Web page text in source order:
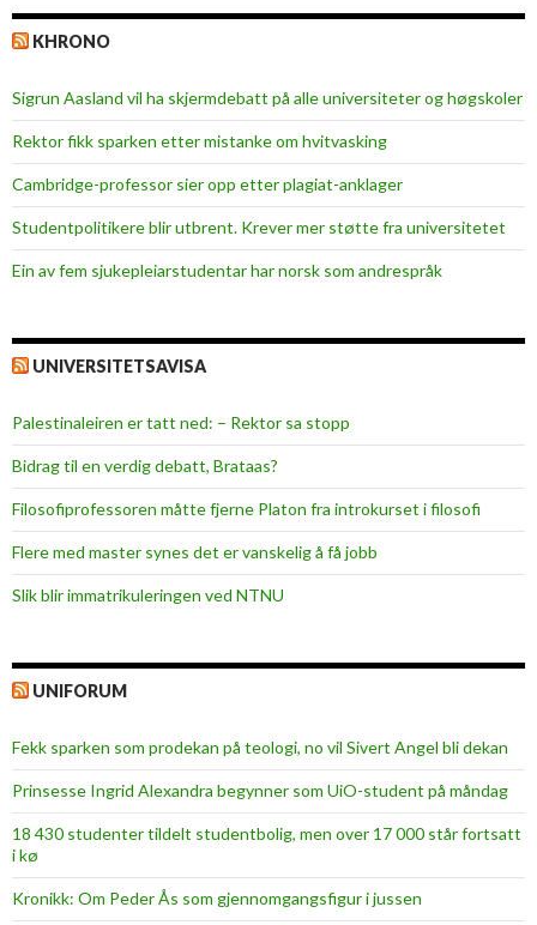
KHRONO
Sigrun Aasland vil ha skjerm­debatt på alle universiteter og høgskoler
Rektor fikk sparken etter mistanke om hvitvasking
Cambridge-professor sier opp etter plagiat-anklager
Studentpolitikere blir utbrent. Krever mer støtte fra universitetet
Ein av fem sjukepleiar­studentar har norsk som andrespråk
UNIVERSITETSAVISA
Palestinaleiren er tatt ned: – Rektor sa stopp
Bidrag til en verdig debatt, Brataas?
Filosofiprofessoren måtte fjerne Platon fra introkurset i filosofi
Flere med master synes det er vanskelig å få jobb
Slik blir immatrikuleringen ved NTNU
UNIFORUM
Fekk sparken som prodekan på teologi, no vil Sivert Angel bli dekan
Prinsesse Ingrid Alexandra begynner som UiO-student på måndag
18 430 studenter tildelt studentbolig, men over 17 000 står fortsatt
i kø
Kronikk: Om Peder Ås som gjennomgangsfigur i jussen